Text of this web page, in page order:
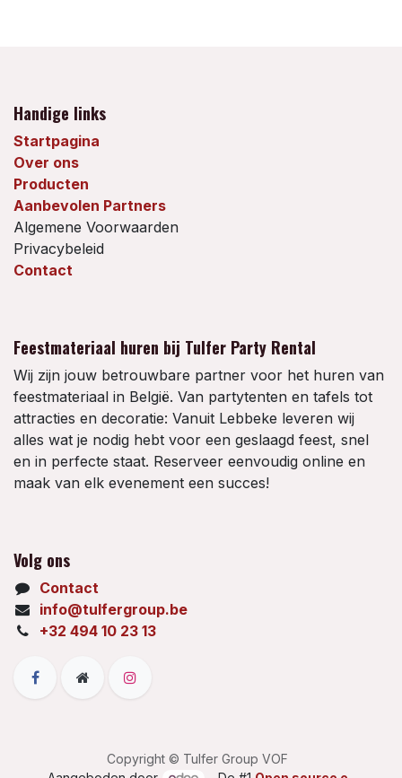
Handige links
Startpagina
Over ons
Producten
Aanbevolen Partners
Algemene Voorwaarden
Privacybeleid
Contact
Feestmateriaal huren bij Tulfer Party Rental
Wij zijn jouw betrouwbare partner voor het huren van
feestmateriaal in België. Van partytenten en tafels tot
attracties en decoratie: Vanuit Lebbeke leveren wij
alles wat je nodig hebt voor een geslaagd feest, snel
en in perfecte staat. Reserveer eenvoudig online en
maak van elk evenement een succes!
Volg ons
Contact
info@tulfergroup.be
+32 494 10 23 13
Copyright © Tulfer Group VOF